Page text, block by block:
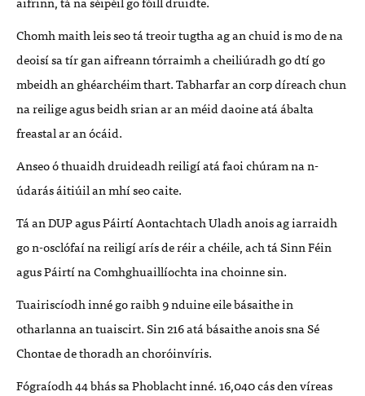
Chomh maith leis seo tá treoir tugtha ag an chuid is mo de na
deoisí sa tír gan aifreann tórraimha cheiliúradh go dtí go
mbeidh an ghéarchéimthart. Tabharfar an corp díreach chun
na reilige agus beidh srian ar an méid daoine atá ábalta
freastal ar an ócáid.
Anseo ó thuaidh druideadh reiligí atá faoi chúram na n-
údarás áitiúil an mhí seo caite.
Tá an DUP agus Páirtí Aontachtach Uladh anois ag iarraidh
go n-osclófaí na reiligí arís de réir a chéile, ach tá Sinn Féin
agus Páirtí na Comhghuaillíochta ina choinne sin.
Tuairiscíodh inné go raibh 9 nduine eile básaithe in
otharlanna an tuaiscirt. Sin 216 atá básaithe anois sna Sé
Chontae de thoradh an choróinvíris.
Fógraíodh 44 bhás sa Phoblacht inné. 16,040 cás den víreas